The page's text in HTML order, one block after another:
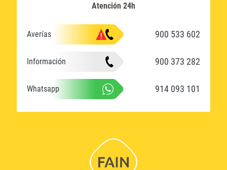
Atención 24h
Averías 900 533 602
Información 900 373 282
Whatsapp 914 093 101